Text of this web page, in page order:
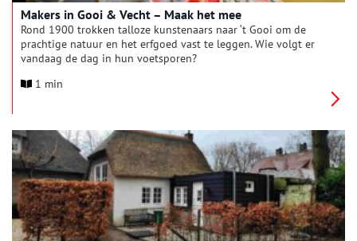
Makers in Gooi & Vecht – Maak het mee
Rond 1900 trokken talloze kunstenaars naar ‘t Gooi om de
prachtige natuur en het erfgoed vast te leggen. Wie volgt er
vandaag de dag in hun voetsporen?
1 min